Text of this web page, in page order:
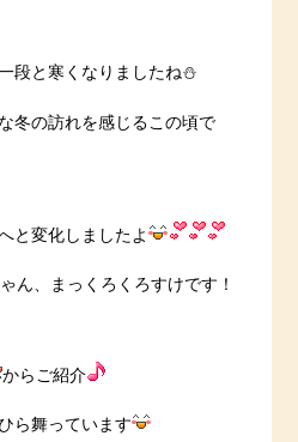
段と寒くなりましたね⛄
冬の訪れを感じるこの頃で
と変化しましたよ
ん、まっくろくろすけです！
からご紹介
ら舞っています